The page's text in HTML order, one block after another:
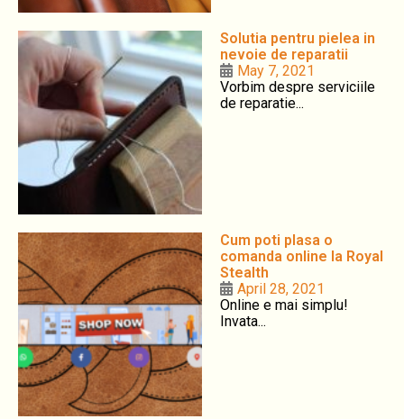
Solutia pentru pielea in
nevoie de reparatii
May 7, 2021
Vorbim despre serviciile
de reparatie...
Cum poti plasa o
comanda online la Royal
Stealth
April 28, 2021
Online e mai simplu!
Invata...